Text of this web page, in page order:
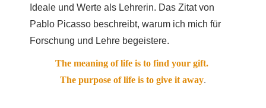
Ideale und Werte als Lehrerin. Das Zitat von
Pablo Picasso beschreibt, warum ich mich für
Forschung und Lehre begeistere.
The meaning of life is to find your gift.
The purpose of life is to give it away.